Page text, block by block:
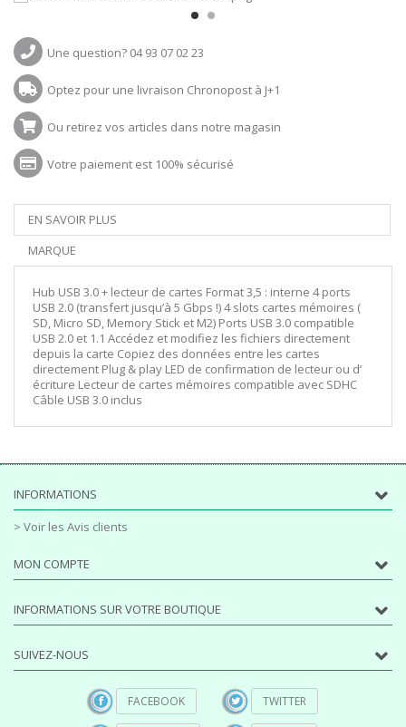
Une question? 04 93 07 02 23
Optez pour une livraison Chronopost à J+1
Ou retirez vos articles dans notre magasin
Votre paiement est 100% sécurisé
EN SAVOIR PLUS
MARQUE
Hub USB 3.0 + lecteur de cartes Format 3,5 : interne 4 ports
USB 2.0 (transfert jusqu’à 5 Gbps !) 4 slots cartes mémoires (
SD, Micro SD, Memory Stick et M2) Ports USB 3.0 compatible
USB 2.0 et 1.1 Accédez et modifiez les fichiers directement
depuis la carte Copiez des données entre les cartes
directement Plug & play LED de confirmation de lecteur ou d’
écriture Lecteur de cartes mémoires compatible avec SDHC
Câble USB 3.0 inclus
INFORMATIONS
> Voir les Avis clients
MON COMPTE
INFORMATIONS SUR VOTRE BOUTIQUE
SUIVEZ-NOUS
FACEBOOK TWITTER